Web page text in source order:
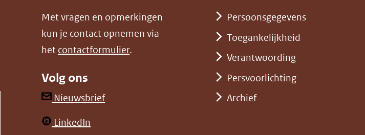
Met vragen en opmerkingen
kun je contact opnemen via
het contactformulier.
Volg ons
Nieuwsbrief(opent
LinkedIn
Persoonsgegevens
Toegankelijkheid
Verantwoording
Persvoorlichting
Archief